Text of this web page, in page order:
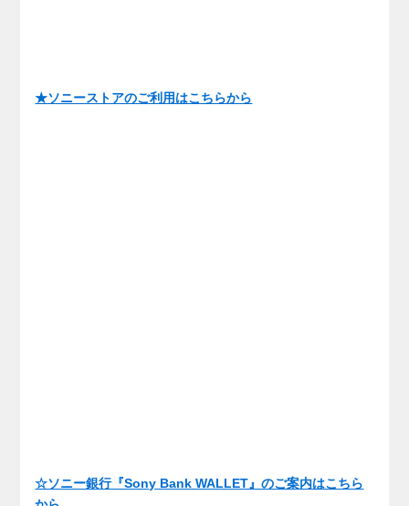
★ソニーストアのご利用はこちらから
☆ソニー銀行『Sony Bank WALLET』のご案内はこちら